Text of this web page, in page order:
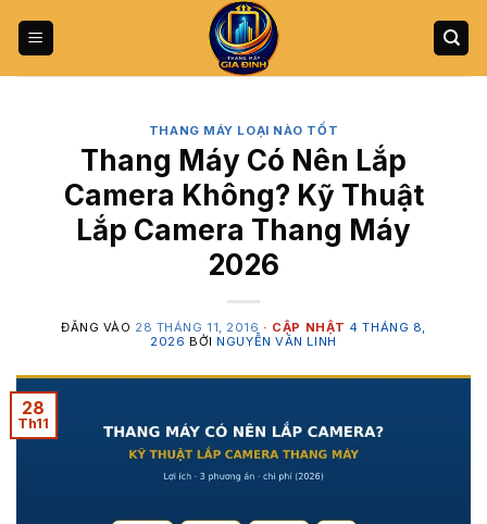
qua
THANG MÁY LOẠI NÀO TỐT
Thang Máy Có Nên Lắp
Camera Không? Kỹ Thuật
Lắp Camera Thang Máy
2026
ĐĂNG VÀO 28 THÁNG 11, 2016
4 THÁNG 8,
2026 BỞI NGUYỄN VĂN LINH
28
Th11